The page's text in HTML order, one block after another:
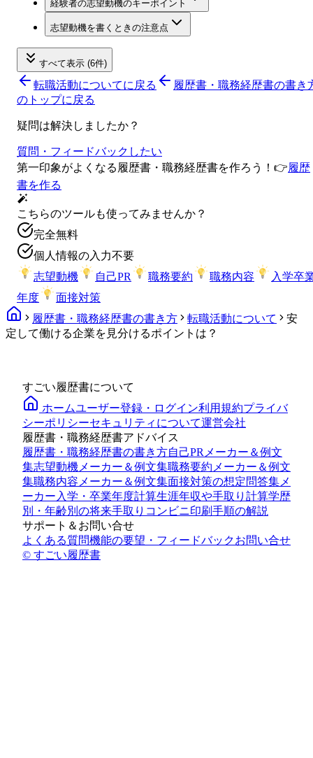
経験者の志望動機のキーポイント
志望動機を書くときの注意点
すべて表示 (6件)
転職活動についてに戻る
履歴書・職務経歴書の書き
のトップに戻る
疑問は解決しましたか？
質問・フィードバックしたい
第一印象がよくなる履歴書・職務経歴書を作ろう！ 👉履歴
書を作る
こちらのツールも使ってみませんか？
完全無料
個人情報の入力不要
志望動機
自己PR 職務要約 職務内容
入学卒
年度
面接対策
履歴書・職務経歴書の書き方
転職活動について
安
定して働ける企業を見分けるポイントは？
すごい履歴書について
ホームユーザー登録・ログイン利用規約プライバ
シーポリシーセキュリティについて運営会社
履歴書・職務経歴書アドバイス
履歴書・職務経歴書の書き方自己PRメーカー＆例文
集志望動機メーカー＆例文集職務要約メーカー＆例文
集職務内容メーカー＆例文集面接対策の想定問答集メ
ーカー 入学・卒業年度計算生涯年収や手取り計算学歴
別・年齢別の将来手取り コンビニ印刷手順の解説
サポート＆お問い合せ
よくある質問機能の要望・フィードバックお問い合せ
© すごい履歴書